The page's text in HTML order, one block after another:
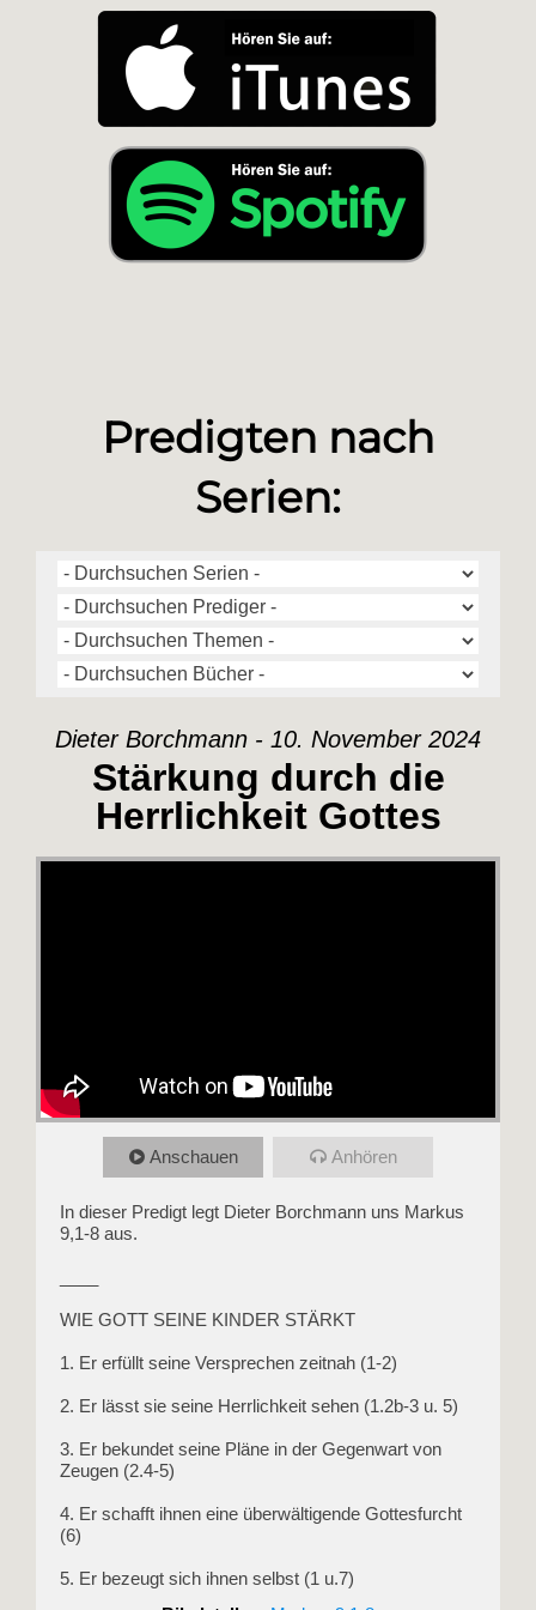
Predigten nach
Serien:
Dieter Borchmann - 10. November 2024
Stärkung durch die
Herrlichkeit Gottes
Anschauen Anhören
In dieser Predigt legt Dieter Borchmann uns Markus
9,1-8 aus.
WIE GOTT SEINE KINDER STÄRKT
1. Er erfüllt seine Versprechen zeitnah (1-2)
2. Er lässt sie seine Herrlichkeit sehen (1.2b-3 u. 5)
3. Er bekundet seine Pläne in der Gegenwart von
Zeugen (2.4-5)
4. Er schafft ihnen eine überwältigende Gottesfurcht
(6)
5. Er bezeugt sich ihnen selbst (1 u.7)